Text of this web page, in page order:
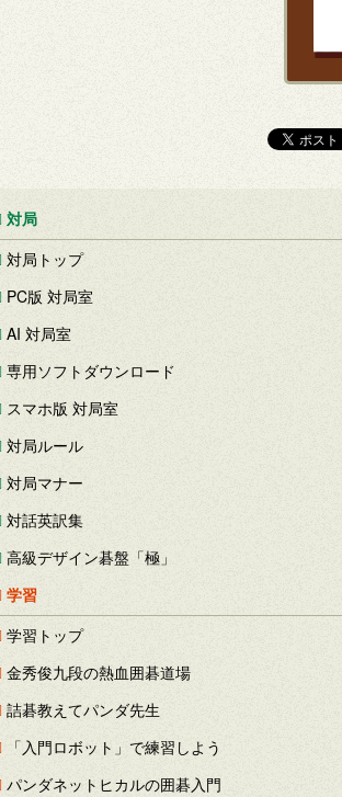
対局
対局トップ
PC版 対局室
AI 対局室
専用ソフトダウンロード
スマホ版 対局室
対局ルール
対局マナー
対話英訳集
高級デザイン碁盤「極」
学習
学習トップ
金秀俊九段の熱血囲碁道場
詰碁教えてパンダ先生
「入門ロボット」で練習しよう
パンダネットヒカルの囲碁入門